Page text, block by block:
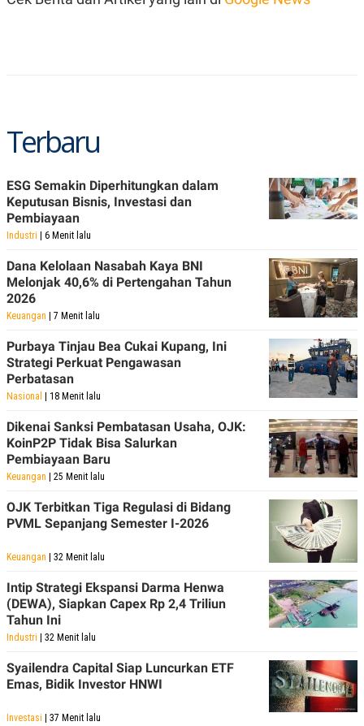
Terbaru
ESG Semakin Diperhitungkan dalam
Keputusan Bisnis, Investasi dan
Pembiayaan
Industri | 6 Menit lalu
Dana Kelolaan Nasabah Kaya BNI
Melonjak 40,6% di Pertengahan Tahun
2026
Keuangan | 7 Menit lalu
Purbaya Tinjau Bea Cukai Kupang, Ini
Strategi Perkuat Pengawasan
Perbatasan
Nasional | 18 Menit lalu
Dikenai Sanksi Pembatasan Usaha, OJK:
KoinP2P Tidak Bisa Salurkan
Pembiayaan Baru
Keuangan | 25 Menit lalu
OJK Terbitkan Tiga Regulasi di Bidang
PVML Sepanjang Semester I-2026
Keuangan | 32 Menit lalu
Intip Strategi Ekspansi Darma Henwa
(DEWA), Siapkan Capex Rp 2,4 Triliun
Tahun Ini
Industri | 32 Menit lalu
Syailendra Capital Siap Luncurkan ETF
Emas, Bidik Investor HNWI
Investasi | 37 Menit lalu